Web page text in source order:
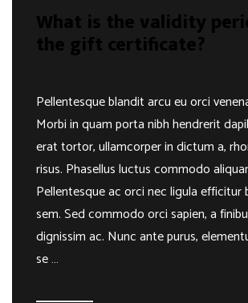
What is the validity
the gift certificate?
Pellentesque blandit arcu eu orci
Morbi in quam porta nibh hendrerit
erat tortor, ullamcorper in dictum a,
risus. Phasellus luctus commodo
Pellentesque ac orci nec ligula efficitur
sem. Sed commodo orci sapien, a
dignissim ac. Nunc ante purus,
se …